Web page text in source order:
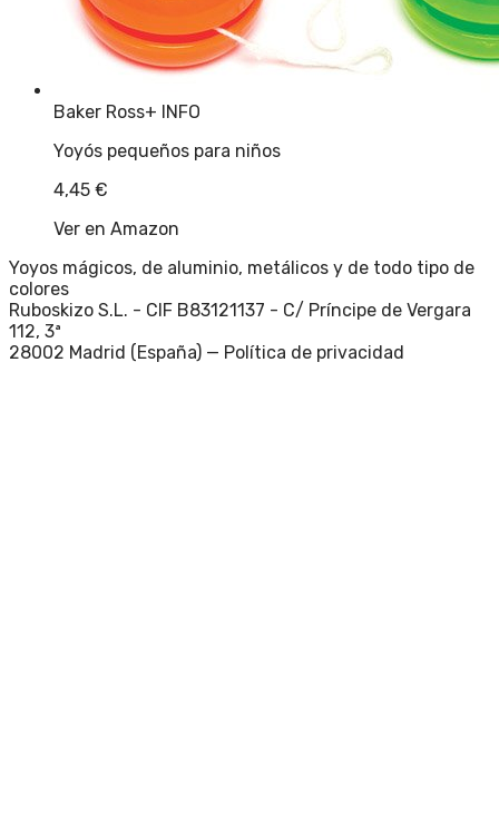
Baker Ross+ INFO
Yoyós pequeños para niños
4,45 €
Ver en Amazon
Yoyos mágicos, de aluminio, metálicos y de todo tipo de
colores
Ruboskizo S.L. - CIF B83121137 - C/ Príncipe de Vergara
112, 3ª
28002 Madrid (España) — Política de privacidad